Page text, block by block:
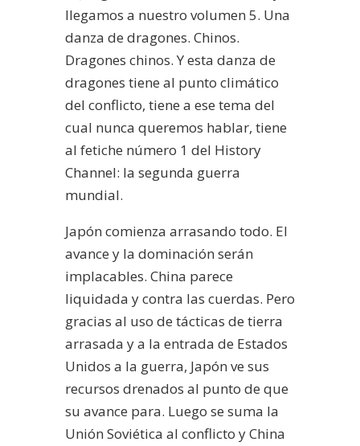
llegamos a nuestro volumen 5. Una
danza de dragones. Chinos.
Dragones chinos. Y esta danza de
dragones tiene al punto climático
del conflicto, tiene a ese tema del
cual nunca queremos hablar, tiene
al fetiche número 1 del History
Channel: la segunda guerra
mundial.
Japón comienza arrasando todo. El
avance y la dominación serán
implacables. China parece
liquidada y contra las cuerdas. Pero
gracias al uso de tácticas de tierra
arrasada y a la entrada de Estados
Unidos a la guerra, Japón ve sus
recursos drenados al punto de que
su avance para. Luego se suma la
Unión Soviética al conflicto y China